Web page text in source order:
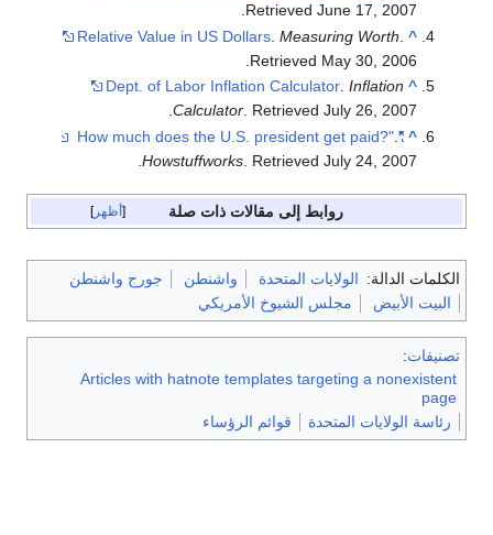
Retrieved June 17, 2007.
^
Relative Value in US Dollars .Measuring Worth
Retrieved May 30, 2006.
^
Dept. of Labor Inflation Calculator .Inflation
Calculator . Retrieved July 26, 2007.
^
"How much does the U.S. president get paid?"
.
Howstuffworks . Retrieved July 24, 2007.
أظهر روابط إلى مقالات ذات صلة
الكلمات الدالة: الولايات المتحدة واشنطن
جورج واشنطن
البيت الأبيض
مجلس الشيوخ الأمريكي
تصنيفات:
Articles with hatnote templates targeting a nonexistent
page
رئاسة الولايات المتحدة
قوائم الرؤساء